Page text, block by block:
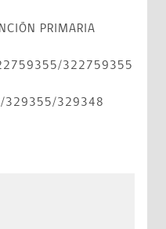
PRIMARIA
322759355
329355/329348